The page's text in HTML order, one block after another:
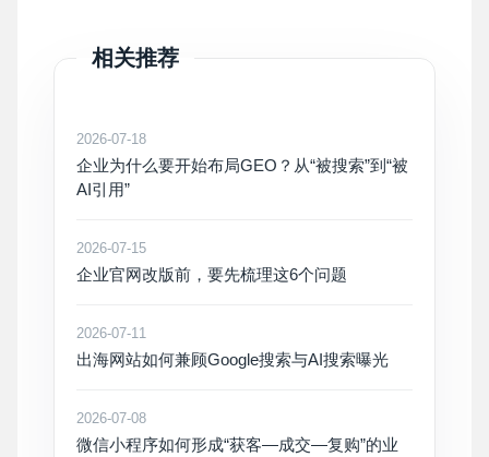
相关推荐
2026-07-18
企业为什么要开始布局GEO？从“被搜索”到“被
AI引用”
2026-07-15
企业官网改版前，要先梳理这6个问题
2026-07-11
出海网站如何兼顾Google搜索与AI搜索曝光
2026-07-08
微信小程序如何形成“获客—成交—复购”的业